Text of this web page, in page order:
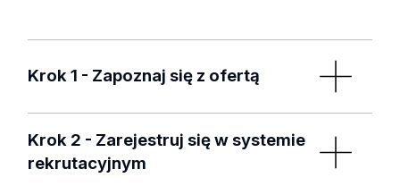
Krok 1 - Zapoznaj się z ofertą
Uniwersytecie Łódzkim na stronie:studia I stopnia
jednolite studia magisterskie
Krok 2 - Zarejestruj się w systemie
rekrutacyjnym